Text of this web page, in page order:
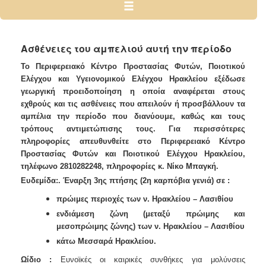
Ηλεκτρονική
Σχολικές
Επιτροπές
Αγροτική
Ανάπτυξη
Ανακοινώσεις
Προγράμματα
Προσχολική
Αγωγή
Κοιμητήρια
Οικογένειας
Ασθένειες του αμπελιού αυτή την περίοδο
Το Περιφερειακό Κέντρο Προστασίας Φυτών, Ποιοτικού
Ελέγχου και Υγειονομικού Ελέγχου Ηρακλείου εξέδωσε
γεωργική προειδοποίηση η οποία αναφέρεται στους
εχθρούς και τις ασθένειες που απειλούν ή προσβάλλουν τα
αμπέλια την περίοδο που διανύουμε, καθώς και τους
τρόπους αντιμετώπισης τους. Για περισσότερες
πληροφορίες απευθυνθείτε στο Περιφερειακό Κέντρο
Προστασίας Φυτών και Ποιοτικού Ελέγχου Ηρακλείου,
τηλέφωνο 2810282248, πληροφορίες κ. Νίκο Μπαγκή.
Ευδεμίδα:. Έναρξη 3ης πτήσης (2η καρπόβια γενιά) σε :
πρώιμες περιοχές των ν. Ηρακλείου – Λασιθίου
ενδιάμεση ζώνη (μεταξύ πρώιμης και
μεσοπρώιμης ζώνης) των ν. Ηρακλείου – Λασιθίου
κάτω Μεσσαρά Ηρακλείου.
Ωίδιο :
Ευνοϊκές οι καιρικές συνθήκες για μολύνσεις